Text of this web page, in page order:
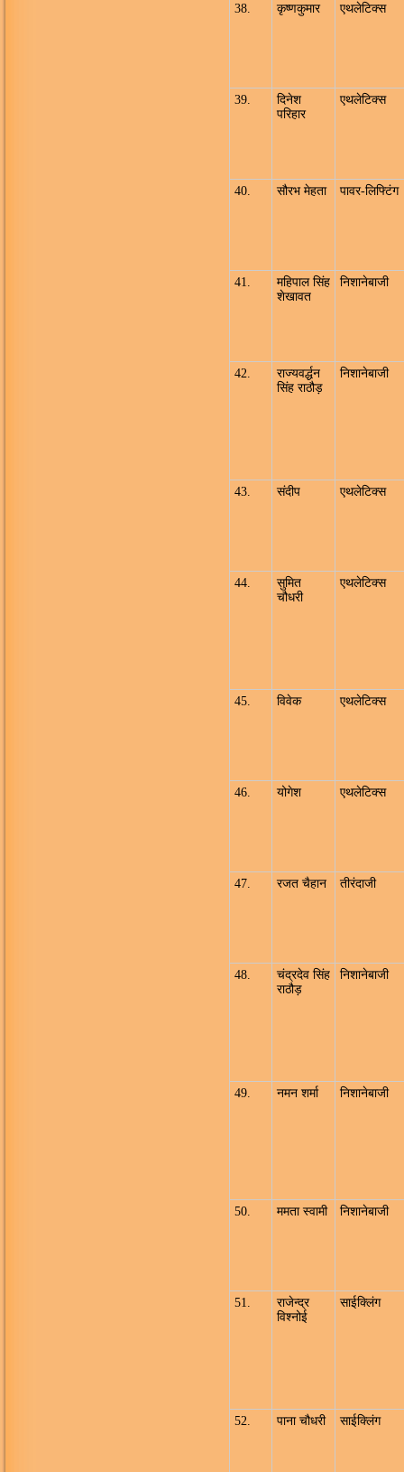
38. कृष्णकुमार एथलेटिक्स
39.
दिनेश
परिहार
एथलेटिक्स
40. सौरभ मेहता पावर-लिफ्टिंग
41.
महिपाल सिंह
शेखावत
निशानेबाजी
42.
राज्यवर्द्धन
सिंह राठौड़
निशानेबाजी
43. संदीप एथलेटिक्स
44.
सुमित
चौधरी
एथलेटिक्स
45. विवेक एथलेटिक्स
46. योगेश एथलेटिक्स
47. रजत चैहान तीरंदाजी
48.
चंद्रदेव सिंह
राठौड़
निशानेबाजी
49. नमन शर्मा निशानेबाजी
50. ममता स्वामी निशानेबाजी
51.
राजेन्द्र
विश्नोई
साईक्लिंग
52. पाना चौधरी साईक्लिंग